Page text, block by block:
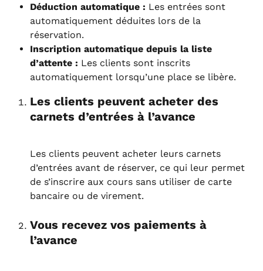
Déduction automatique : Les entrées sont
automatiquement déduites lors de la
réservation.
Inscription automatique depuis la liste
d’attente : Les clients sont inscrits
automatiquement lorsqu’une place se libère.
Les clients peuvent acheter des
carnets d’entrées à l’avance
Les clients peuvent acheter leurs carnets
d’entrées avant de réserver, ce qui leur permet
de s’inscrire aux cours sans utiliser de carte
bancaire ou de virement.
Vous recevez vos paiements à
l’avance